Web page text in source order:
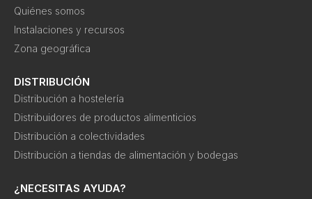
Quiénes somos
Instalaciones y recursos
Zona geográfica
DISTRIBUCIÓN
Distribución a hostelería
Distribuidores de productos alimenticios
Distribución a colectividades
Distribución a tiendas de alimentación y bodegas
¿NECESITAS AYUDA?